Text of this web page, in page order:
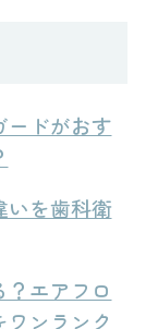
ードがおす
いを歯科衛
エアフロ
ンランク